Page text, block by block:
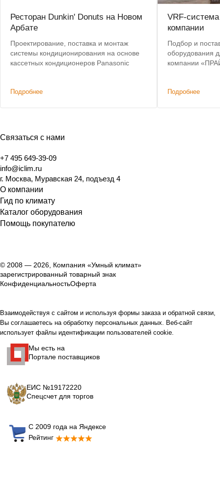
Ресторан Dunkin' Donuts на Новом
Арбате
Проектирование, поставка и монтаж
системы кондиционирования на основе
кассетных кондиционеров Panasonic
Подробнее
VRF-
компании
Подбор и
оборудования
компании
Подробнее
Связаться с нами
+7 495 649-39-09
info@iclim.ru
г. Москва, Муравская 24, подъезд 4
О компании
Гид по климату
Каталог оборудования
Помощь покупателю
© 2008 — 2026, Компания «Умный климат»
зарегистрированный товарный знак
КонфиденциальностьОферта
Взаимодействуя с сайтом и используя формы заказа и обратной связи,
Вы соглашаетесь на обработку персональных данных. Веб-сайт
использует файлы идентификации пользователей cookie.
Мы есть на
Портале поставщиков
ЕИС №19172220
Спецсчет для торгов
С 2009 года на Яндексе
Рейтинг